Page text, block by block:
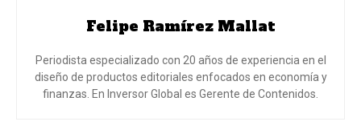
Felipe Ramírez Mallat
Periodista especializado con 20 años de experiencia en el
diseño de productos editoriales enfocados en economía y
finanzas. En Inversor Global es Gerente de Contenidos.